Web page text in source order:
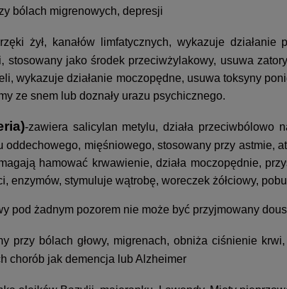
bólach migrenowych, depresji
żył, kanałów limfatycznych, wykazuje
stosowany jako środek przeciwżylakowy, usuwa
wykazuje działanie moczopędne, usuwa toksyny
ze snem lub doznały urazu psychicznego.
-zawiera salicylan metylu, działa przeciwbólowo
oddechowego, mięśniowego, stosowany przy
hamować krwawienie, działa moczopędnie,
enzymów, stymuluje wątrobę, woreczek żółciowy,
pod żadnym pozorem nie może być przyjmowany
przy bólach głowy, migrenach, obniża ciśnienie
chorób jak demencja lub Alzheimer